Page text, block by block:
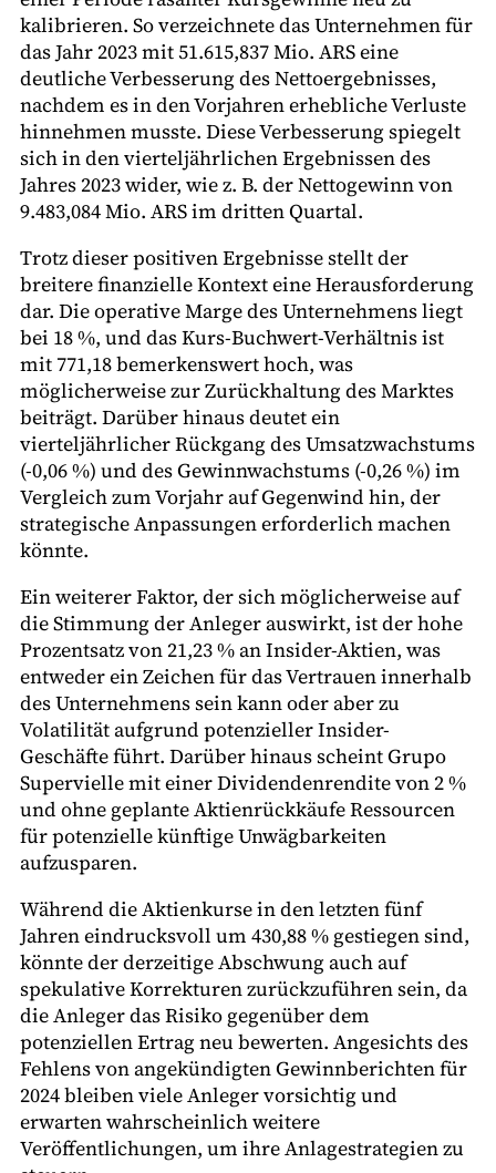
kalibrieren. So verzeichnete das Unternehmen für
das Jahr 2023 mit 51.615,837 Mio. ARS eine
deutliche Verbesserung des Nettoergebnisses,
nachdem es in den Vorjahren erhebliche Verluste
hinnehmen musste. Diese Verbesserung spiegelt
sich in den vierteljährlichen Ergebnissen des
Jahres 2023 wider, wie z. B. der Nettogewinn von
9.483,084 Mio. ARS im dritten Quartal.
Trotz dieser positiven Ergebnisse stellt der
breitere finanzielle Kontext eine Herausforderung
dar. Die operative Marge des Unternehmens liegt
bei 18 %, und das Kurs-Buchwert-Verhältnis ist
mit 771,18 bemerkenswert hoch, was
möglicherweise zur Zurückhaltung des Marktes
beiträgt. Darüber hinaus deutet ein
vierteljährlicher Rückgang des Umsatzwachstums
(-0,06 %) und des Gewinnwachstums (-0,26 %) im
Vergleich zum Vorjahr auf Gegenwind hin, der
strategische Anpassungen erforderlich machen
könnte.
Ein weiterer Faktor, der sich möglicherweise auf
die Stimmung der Anleger auswirkt, ist der hohe
Prozentsatz von 21,23 % an Insider-Aktien, was
entweder ein Zeichen für das Vertrauen innerhalb
des Unternehmens sein kann oder aber zu
Volatilität aufgrund potenzieller Insider-
Geschäfte führt. Darüber hinaus scheint Grupo
Supervielle mit einer Dividendenrendite von 2 %
und ohne geplante Aktienrückkäufe Ressourcen
für potenzielle künftige Unwägbarkeiten
aufzusparen.
Während die Aktienkurse in den letzten fünf
Jahren eindrucksvoll um 430,88 % gestiegen sind,
könnte der derzeitige Abschwung auch auf
spekulative Korrekturen zurückzuführen sein, da
die Anleger das Risiko gegenüber dem
potenziellen Ertrag neu bewerten. Angesichts des
Fehlens von angekündigten Gewinnberichten für
2024 bleiben viele Anleger vorsichtig und
erwarten wahrscheinlich weitere
Veröffentlichungen, um ihre Anlagestrategien zu